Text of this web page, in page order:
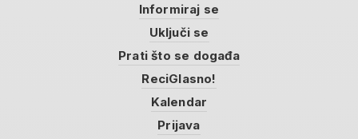
Informiraj se
Uključi se
Prati što se događa
ReciGlasno!
Kalendar
Prijava